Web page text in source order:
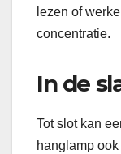
lezen of
concentratie.
In de
Tot slot kan
hanglamp